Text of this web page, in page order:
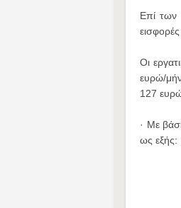
Επί των
Οι
ευρώ/
127
· Με
ως εξής: